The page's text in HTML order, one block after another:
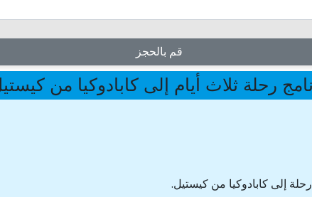
قم بالحجز
رحلة ثلاث أيام إلى كابادوكيا من
إلى كابادوكيا من كيستيل.